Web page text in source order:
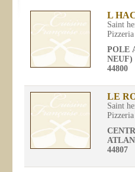
L
Saint
Pizzeria
POLE
NEUF)
44800
LE
Saint
Pizzeria
44807